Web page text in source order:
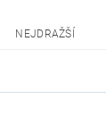
NEJDRAŽŠÍ